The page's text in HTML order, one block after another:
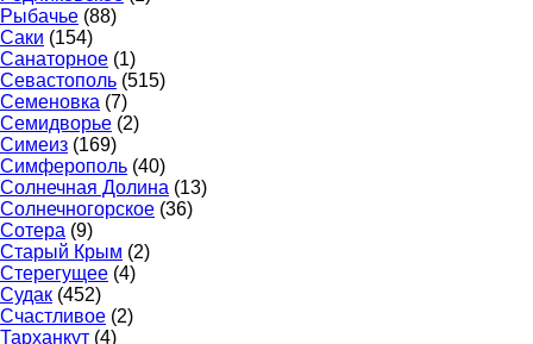
Рыбачье (88)
Саки (154)
Санаторное (1)
Севастополь (515)
Семеновка (7)
Семидворье (2)
Симеиз (169)
Симферополь (40)
Солнечная Долина (13)
Солнечногорское (36)
Сотера (9)
Старый Крым (2)
Стерегущее (4)
Судак (452)
Счастливое (2)
Тарханкут (4)